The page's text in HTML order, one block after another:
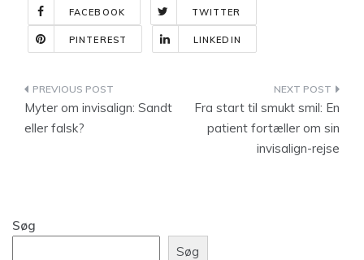
FACEBOOK TWITTER
PINTEREST LINKEDIN
Indlægsnavigation
Myter om invisalign: Sandt
eller falsk?
Fra start til smukt smil: En
patient fortæller om sin
invisalign-rejse
Søg
Søg